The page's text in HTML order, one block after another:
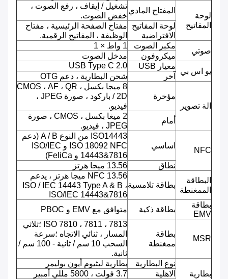
لوحة
المفاتيح
المفتاح المادي
تشغيل / إيقاف ، رفع الصوت ،
خفض الصوت.
لوحة المفاتيح
الافتراضية
مفتاح الصفحة الرئيسية ، مفتاح
الوظيفة ، المفاتيح الرقمية.
صوتي
مكبر الصوت
1 واط × 1
ميكروفون
مدخل الصوت
يو اس بي
معيار USB
USB Type C 2.0
آخر
شحن البطارية ، دعم OTG
الة تصوير
مؤخرة
8 ميجا بكسل ، CMOS ، AF ، QR
/ 2D باركود ، صورة JPEG ،
فيديو.
أمام
2 ميغا بكسل ، CMOS ، صورة
JPEG ، فيديو.
NFC
اساسي
ISO14443 من النوع A / B (دعم
ISO 18092 NFC و ISO/IEC
14443&7816 و FeliCa)
نطاق
13.56 ميجا هرتز
البطاقة
الممغنطة
بطاقة تلامسية
NFC 13.56 ميجا هرتز ، يدعم
ISO / IEC 14443 Type A & B ،
ISO/IEC 14443&7816
بطاقة
EMV
بطاقة ذكية متوافق مع EMV و PBOC
MSR
بطاقة
ممغنطة
ISO 7810 ، 7811 ، 7813 ؛ثلاثي
المسار ، ثنائي الاتجاه ؛سرعة
السحب 10 سم / ثانية - 100 سم /
ثانية.
بطارية
نوع البطارية
بطارية ليثيوم أيون بوليمر
الاهلية
3.7 فولت ، 5800 مللي أمبير